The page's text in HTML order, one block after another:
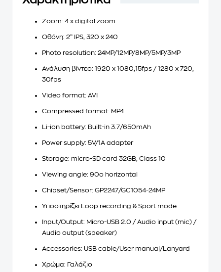
Zoom: 4 x digital zoom
Οθόνη: 2” IPS, 320 x 240
Photo resolution: 24MP/12MP/8MP/5MP/3MP
Ανάλυση βίντεο: 1920 x 1080,15fps / 1280 x 720,
30fps
Video format: AVI
Compressed format: MP4
Li-ion battery: Built-in 3.7/650mAh
Power supply: 5V/1A adapter
Storage: micro-SD card 32GB, Class 10
Viewing angle: 90o horizontal
Chipset/Sensor: GP2247/GC1054-24MP
Υποστηρίζει Loop recording & Sport mode
Input/Output: Micro-USB 2.0 / Audio input (mic) /
Audio output (speaker)
Accessories: USB cable/User manual/Lanyard
Χρώμα: Γαλάζιο